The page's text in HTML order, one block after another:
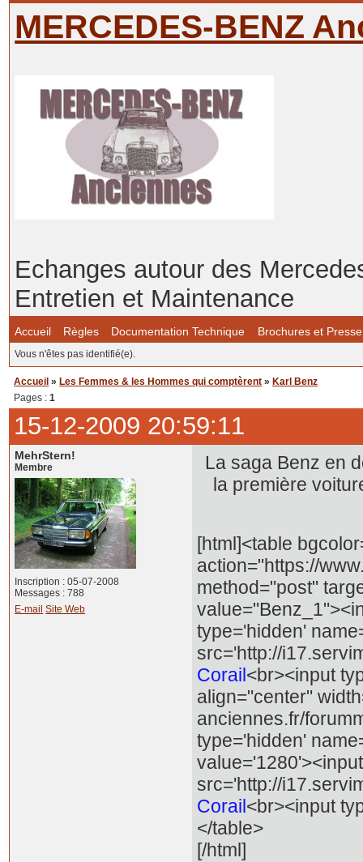
MERCEDES-BENZ
Echanges autour des
Entretien et Maintenance
Accueil Règles Documentation Technique Brochures et Presse
Vous n'êtes pas identifié(e).
Accueil » Les Femmes & les Hommes qui comptèrent » Karl Benz
Pages :1
15-12-2009 20:59:11
MehrStern!
Membre
Inscription : 05-07-2008
Messages : 788
E-mail Site Web
La saga Benz en
la première
[html]<table
action="https://
method="post"
type='hidden'
src='http://
Corail<br><input
align="center"
anciennes.fr/
type='hidden'
src='http://
Corail<br><input
</table>
[/html]